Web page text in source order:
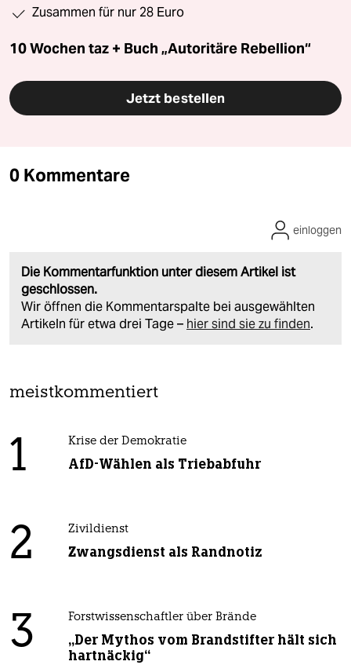
Zusammen für nur 28 Euro
10 Wochen taz + Buch „Autoritäre Rebellion“
Jetzt bestellen
0 Kommentare
Die Kommentarfunktion unter diesem Artikel ist
geschlossen.
Wir öffnen die Kommentarspalte bei ausgewählten
Artikeln für etwa drei Tage – hier sind sie zu finden.
einloggen
meistkommentiert
1 Krise der Demokratie
AfD-Wählen als Triebabfuhr
2 Zivildienst
Zwangsdienst als Randnotiz
3 Forstwissenschaftler über Brände
„Der Mythos vom Brandstifter hält sich
hartnäckig“